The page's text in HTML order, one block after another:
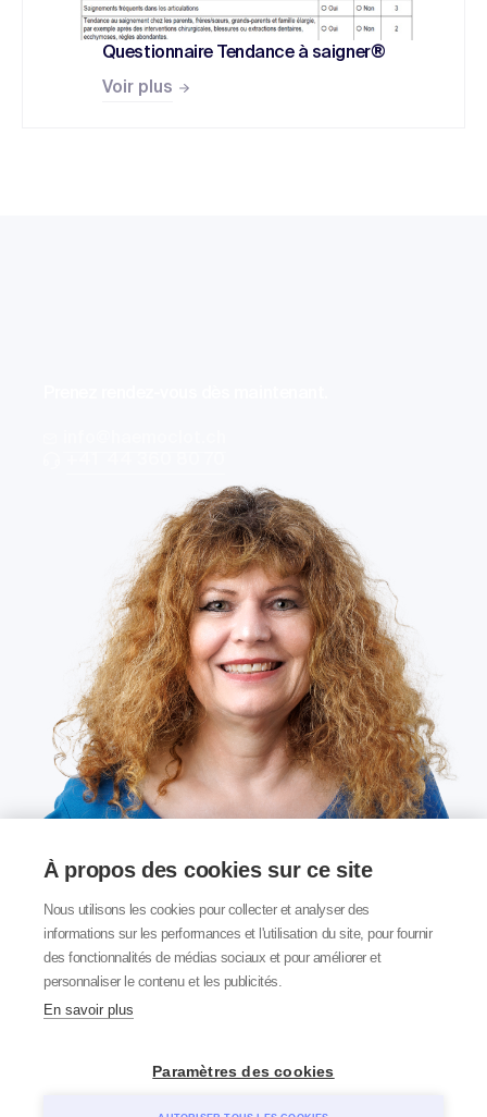
Questionnaire Tendance à saigner®
Voir plus
À propos des cookies sur ce site
Nous utilisons les cookies pour collecter et analyser des
informations sur les performances et l'utilisation du site, pour fournir
des fonctionnalités de médias sociaux et pour améliorer et
personnaliser le contenu et les publicités.
En savoir plus
Paramètres des cookies